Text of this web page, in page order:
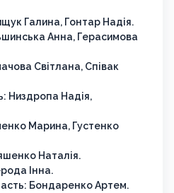
Галина, Гонтар Надія.
Анна, Герасимова
Світлана, Співак
Низдропа Надія,
Марина, Густенко
Наталія.
Інна.
Бондаренко Артем.